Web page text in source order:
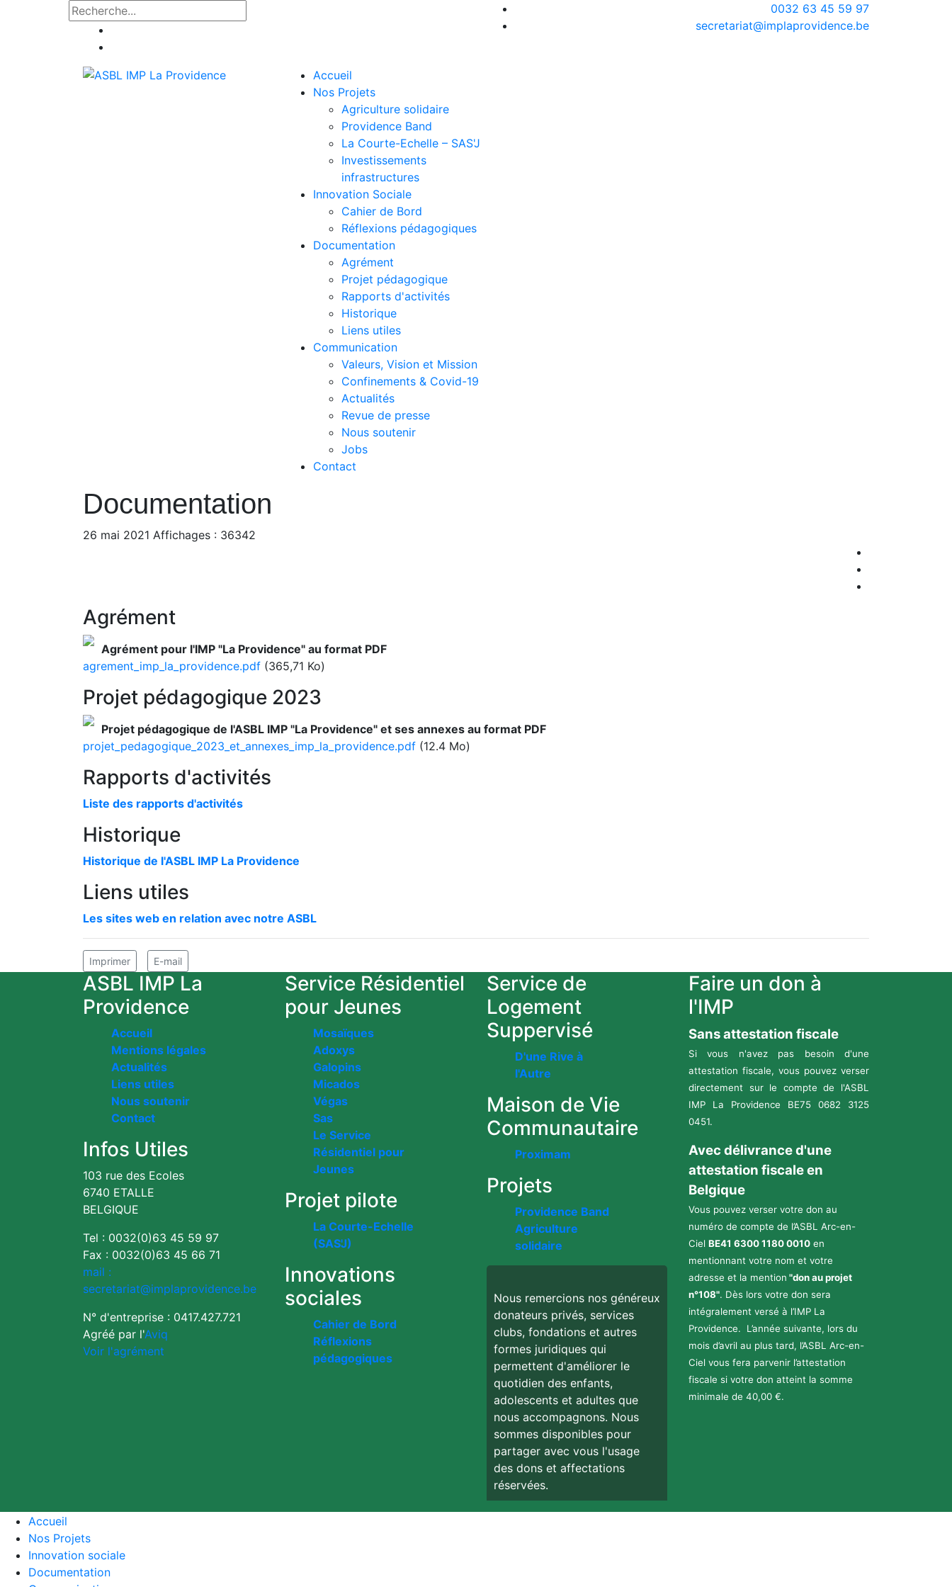
0032 63 45 59 97
secretariat@implaprovidence.be
Accueil
Nos Projets
Agriculture solidaire
Providence Band
La Courte-Echelle – SAS'J
Investissements
infrastructures
Innovation Sociale
Cahier de Bord
Réflexions pédagogiques
Documentation
Agrément
Projet pédagogique
Rapports d'activités
Historique
Liens utiles
Communication
Valeurs, Vision et Mission
Confinements & Covid-19
Actualités
Revue de presse
Nous soutenir
Jobs
Contact
Documentation
26 mai 2021 Affichages : 36342
Agrément
Agrément pour l'IMP "La Providence" au format PDF
agrement_imp_la_providence.pdf (365,71 Ko)
Projet pédagogique 2023
Projet pédagogique de l'ASBL IMP "La Providence" et ses annexes au format PDF
projet_pedagogique_2023_et_annexes_imp_la_providence.pdf (12.4 Mo)
Rapports d'activités
Liste des rapports d'activités
Historique
Historique de l'ASBL IMP La Providence
Liens utiles
Les sites web en relation avec notre ASBL
Imprimer E-mail
ASBL IMP La
Providence
Accueil
Mentions légales
Actualités
Liens utiles
Nous soutenir
Contact
Infos Utiles
103 rue des Ecoles
6740 ETALLE
BELGIQUE
Tel : 0032(0)63 45 59 97
Fax : 0032(0)63 45 66 71
mail :
secretariat@implaprovidence.be
N° d'entreprise : 0417.427.721
Agréé par l'Aviq
Voir l'agrément
Service Résidentiel
pour Jeunes
Mosaïques
Adoxys
Galopins
Micados
Végas
Sas
Le Service
Résidentiel pour
Jeunes
Projet pilote
La Courte-Echelle
(SAS'J)
Innovations
sociales
Cahier de Bord
Réflexions
pédagogiques
Service de
Logement
Suppervisé
D'une Rive à
l'Autre
Maison de Vie
Communautaire
Proximam
Projets
Providence Band
Agriculture
solidaire
Nous remercions nos généreux
donateurs privés, services
clubs, fondations et autres
formes juridiques qui
permettent d'améliorer le
quotidien des enfants,
adolescents et adultes que
nous accompagnons. Nous
sommes disponibles pour
partager avec vous l'usage
des dons et affectations
réservées.
Faire un don à
l'IMP
Sans attestation fiscale
Si vous n'avez pas besoin d'une
attestation fiscale, vous pouvez verser
directement sur le compte de l'ASBL
IMP La Providence BE75 0682 3125
0451.
Avec délivrance d'une
attestation fiscale en
Belgique
Vous pouvez verser votre don au
numéro de compte de l’ASBL Arc-en-
Ciel BE41 6300 1180 0010 en
mentionnant votre nom et votre
adresse et la mention "don au projet
n°108". Dès lors votre don sera
intégralement versé à l’IMP La
Providence. L’année suivante, lors du
mois d’avril au plus tard, l’ASBL Arc-en-
Ciel vous fera parvenir l’attestation
fiscale si votre don atteint la somme
minimale de 40,00 €.
Accueil
Nos Projets
Innovation sociale
Documentation